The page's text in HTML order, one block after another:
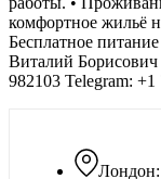
Лондон:
комфортное жильё
Бесплатное
Виталий Борисович
982103 Telegram: